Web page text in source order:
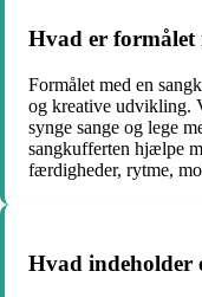
Hvad er formålet
Formålet med en
og kreative udvikling.
synge sange og lege
sangkufferten hjælpe
færdigheder, rytme,
Hvad indeholder